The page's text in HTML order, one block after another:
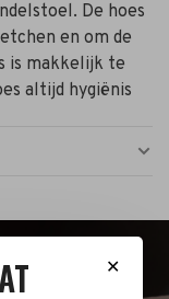
De hoes
en om de
is makkelijk te
altijd hygiënis
✕